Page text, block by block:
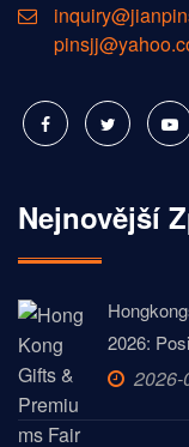
Nejnovější
2026:
2026-